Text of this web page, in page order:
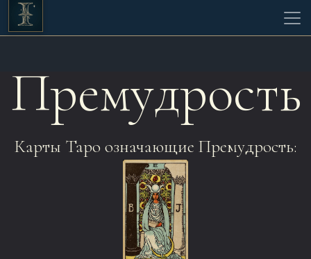
Премудрость
Карты Таро означающие Премудрость: